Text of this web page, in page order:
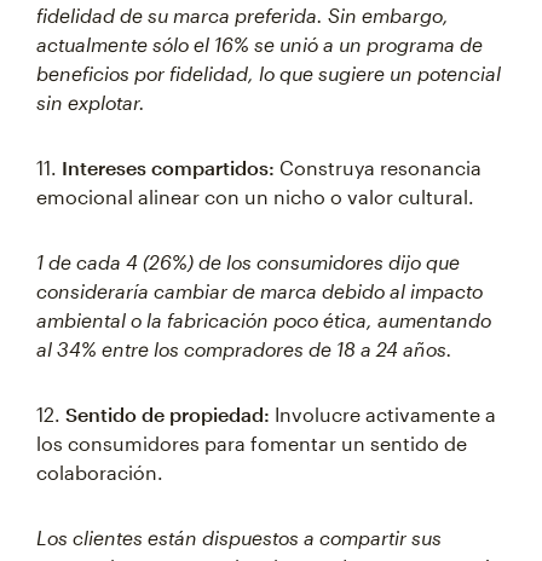
fidelidad de su marca preferida. Sin embargo,
actualmente sólo el 16% se unió a un programa de
beneficios por fidelidad, lo que sugiere un potencial
sin explotar.
11. Intereses compartidos: Construya resonancia
emocional alinear con un nicho o valor cultural.
1 de cada 4 (26%) de los consumidores dijo que
consideraría cambiar de marca debido al impacto
ambiental o la fabricación poco ética, aumentando
al 34% entre los compradores de 18 a 24 años.
12. Sentido de propiedad: Involucre activamente a
los consumidores para fomentar un sentido de
colaboración.
Los clientes están dispuestos a compartir sus